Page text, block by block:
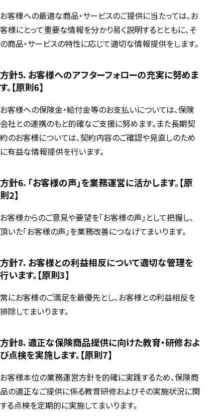
お客様への最適な商品・サービスのご提供に当たっては、お
客様にとって重要な情報を分かり易く説明するとともに、そ
の商品・サービスの特性に応じて適切な情報提供をします。
方針5．お客様へのアフターフォローの充実に努めま
す。【原則6】
お客様への保険金・給付金等のお支払いについては、保険
会社との連携のもと的確なご支援に努めます。また長期契
約のお客様については、契約内容のご確認や見直しのため
に有益な情報提供を行います。
方針6．「お客様の声」を業務運営に活かします。【原
則2】
お客様からのご意見や要望を「お客様の声」として把握し、
頂いた「お客様の声」を業務改善につなげてまいります。
方針7．お客様との利益相反について適切な管理を
行います。【原則3】
常にお客様のご満足を最優先とし、お客様との利益相反を
排除してまいります。
方針8．適正な保険商品提供に向けた教育・研修およ
び点検を実施します。【原則7】
お客様本位の業務運営方針を的確に実践するため、保険商
品の適正なご提供に係る教育研修およびその実施状況に関
する点検を定期的に実施してまいります。